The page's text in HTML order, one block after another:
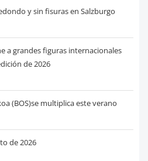
y sin fisuras en Salzburgo
a grandes figuras internacionales
de 2026
(BOS)se multiplica este verano
de 2026